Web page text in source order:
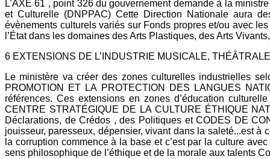
L’AXE 61 , point 326 du gouvernement demande à la
et Culturelle (DNPPAC) Cette Direction Nationale aura
évènements culturels variés sur Fonds propres et/ou avec
l’État dans les domaines des Arts Plastiques, des Arts
6 EXTENSIONS DE L’INDUSTRIE MUSICALE,
Le ministère va créer des zones culturelles industrielles
PROMOTION ET LA PROTECTION DES LANGUES
références. Ces extensions en zones d’éducation
CENTRE STRATÉGIQUE DE LA CULTURE ÉTHIQUE
Déclarations, de Crédos , des Politiques et CODES DE
jouisseur, paresseux, dépensier, vivant dans la saleté...est à
la corruption commence à la base et c’est par la culture
sens philosophique de l’éthique et de la morale aux talents